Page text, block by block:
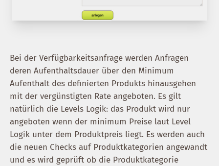
Bei der Verfügbarkeitsanfrage werden Anfragen
deren Aufenthaltsdauer über den Minimum
Aufenthalt des definierten Produkts hinausgehen
mit der vergünstigten Rate angeboten. Es gilt
natürlich die Levels Logik: das Produkt wird nur
angeboten wenn der minimum Preise laut Level
Logik unter dem Produktpreis liegt. Es werden auch
die neuen Checks auf Produktkategorien angewandt
und es wird geprüft ob die Produktkategorie